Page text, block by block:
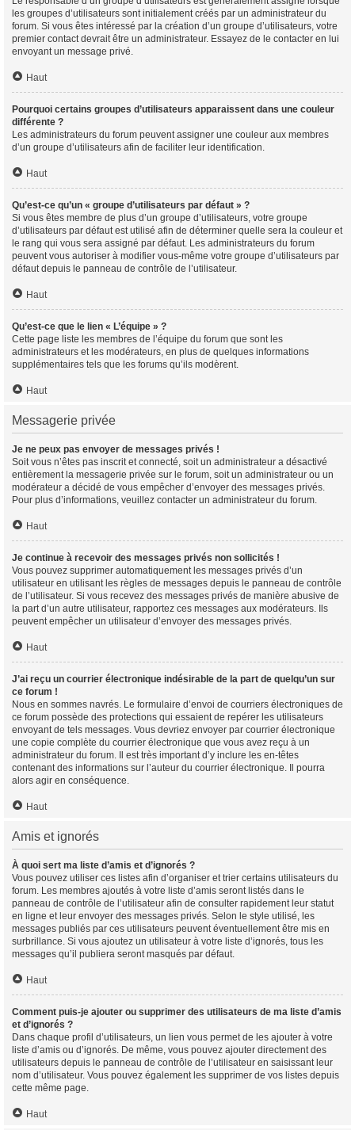
les groupes d’utilisateurs sont initialement créés par un administrateur du
forum. Si vous êtes intéressé par la création d’un groupe d’utilisateurs, votre
premier contact devrait être un administrateur. Essayez de le contacter en lui
envoyant un message privé.
Haut
Pourquoi certains groupes d’utilisateurs apparaissent dans une couleur
différente ?
Les administrateurs du forum peuvent assigner une couleur aux membres
d’un groupe d’utilisateurs afin de faciliter leur identification.
Haut
Qu’est-ce qu’un « groupe d’utilisateurs par défaut » ?
Si vous êtes membre de plus d’un groupe d’utilisateurs, votre groupe
d’utilisateurs par défaut est utilisé afin de déterminer quelle sera la couleur et
le rang qui vous sera assigné par défaut. Les administrateurs du forum
peuvent vous autoriser à modifier vous-même votre groupe d’utilisateurs par
défaut depuis le panneau de contrôle de l’utilisateur.
Haut
Qu’est-ce que le lien « L’équipe » ?
Cette page liste les membres de l’équipe du forum que sont les
administrateurs et les modérateurs, en plus de quelques informations
supplémentaires tels que les forums qu’ils modèrent.
Haut
Messagerie privée
Je ne peux pas envoyer de messages privés !
Soit vous n’êtes pas inscrit et connecté, soit un administrateur a désactivé
entièrement la messagerie privée sur le forum, soit un administrateur ou un
modérateur a décidé de vous empêcher d’envoyer des messages privés.
Pour plus d’informations, veuillez contacter un administrateur du forum.
Haut
Je continue à recevoir des messages privés non sollicités !
Vous pouvez supprimer automatiquement les messages privés d’un
utilisateur en utilisant les règles de messages depuis le panneau de contrôle
de l’utilisateur. Si vous recevez des messages privés de manière abusive de
la part d’un autre utilisateur, rapportez ces messages aux modérateurs. Ils
peuvent empêcher un utilisateur d’envoyer des messages privés.
Haut
J’ai reçu un courrier électronique indésirable de la part de quelqu’un sur
ce forum !
Nous en sommes navrés. Le formulaire d’envoi de courriers électroniques de
ce forum possède des protections qui essaient de repérer les utilisateurs
envoyant de tels messages. Vous devriez envoyer par courrier électronique
une copie complète du courrier électronique que vous avez reçu à un
administrateur du forum. Il est très important d’y inclure les en-têtes
contenant des informations sur l’auteur du courrier électronique. Il pourra
alors agir en conséquence.
Haut
Amis et ignorés
À quoi sert ma liste d’amis et d’ignorés ?
Vous pouvez utiliser ces listes afin d’organiser et trier certains utilisateurs du
forum. Les membres ajoutés à votre liste d’amis seront listés dans le
panneau de contrôle de l’utilisateur afin de consulter rapidement leur statut
en ligne et leur envoyer des messages privés. Selon le style utilisé, les
messages publiés par ces utilisateurs peuvent éventuellement être mis en
surbrillance. Si vous ajoutez un utilisateur à votre liste d’ignorés, tous les
messages qu’il publiera seront masqués par défaut.
Haut
Comment puis-je ajouter ou supprimer des utilisateurs de ma liste d’amis
et d’ignorés ?
Dans chaque profil d’utilisateurs, un lien vous permet de les ajouter à votre
liste d’amis ou d’ignorés. De même, vous pouvez ajouter directement des
utilisateurs depuis le panneau de contrôle de l’utilisateur en saisissant leur
nom d’utilisateur. Vous pouvez également les supprimer de vos listes depuis
cette même page.
Haut